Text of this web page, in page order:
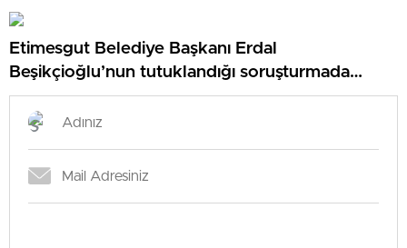
arttı’
Etimesgut Belediye Başkanı Erdal
Beşikçioğlu’nun tutuklandığı soruşturmada
dikkat çeken eksper raporu